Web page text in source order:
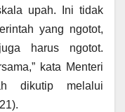
upah. Ini tidak
yang ngotot,
harus ngotot.
kata Menteri
dikutip melalui